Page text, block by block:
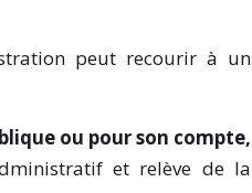
peut recourir à un
ou pour son compte,
et relève de la